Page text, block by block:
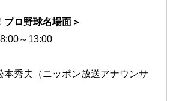
プロ野球名場面＞
～13:00
本秀夫（ニッポン放送アナウンサ